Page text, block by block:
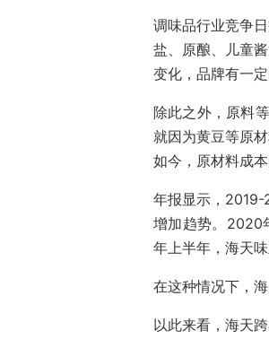
调味品行业竞争
盐、原酿、儿童
变化，品牌有一
除此之外，原料
就因为黄豆等原
如今，原材料成
年报显示，2019-
增加趋势。2020
年上半年，海天
在这种情况下，
以此来看，海天